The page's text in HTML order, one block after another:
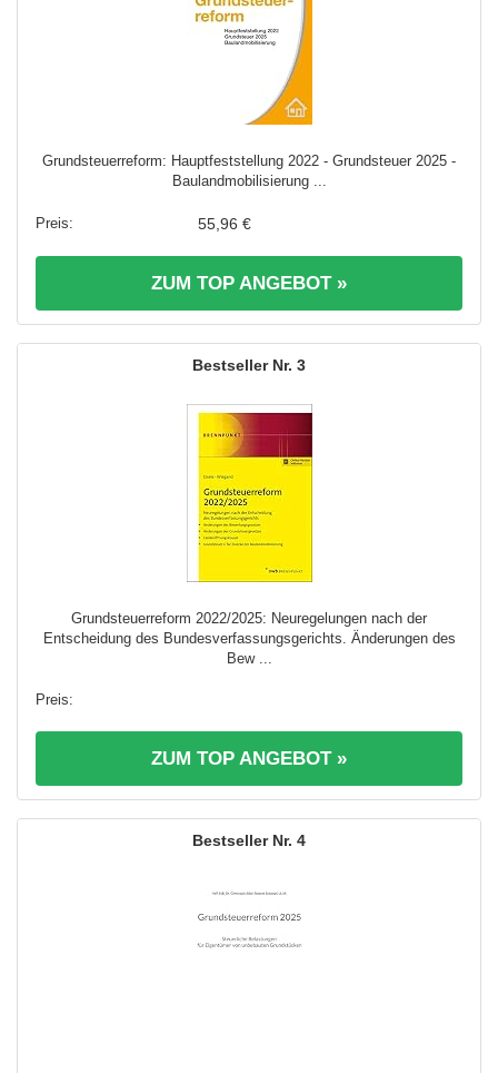
Grundsteuerreform: Hauptfeststellung 2022 - Grundsteuer 2025 -
Baulandmobilisierung ...
55,96 €
ZUM TOP ANGEBOT »
3
Grundsteuerreform 2022/2025: Neuregelungen nach der
Entscheidung des Bundesverfassungsgerichts. Änderungen des
Bew ...
ZUM TOP ANGEBOT »
4